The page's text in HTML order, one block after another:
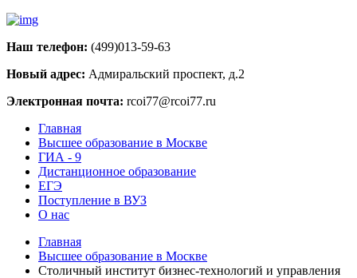
Наш телефон: (499)013-59-63
Новый адрес: Адмиральский проспект, д.2
Электронная почта: rcoi77@rcoi77.ru
Главная
Высшее образование в Москве
ГИА - 9
Дистанционное образование
ЕГЭ
Поступление в ВУЗ
О нас
Главная
Высшее образование в Москве
Столичный институт бизнес-технологий и управления